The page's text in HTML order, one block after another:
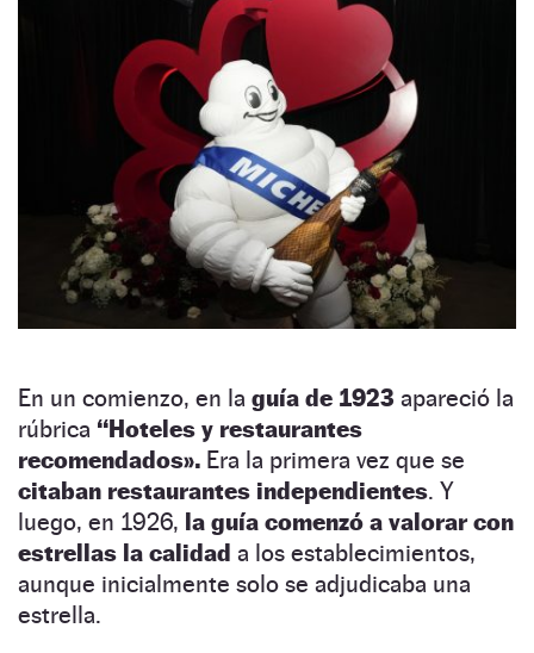
En un comienzo, en la guía de 1923 apareció la
rúbrica “Hoteles y restaurantes
recomendados». Era la primera vez que se
citaban restaurantes independientes. Y
luego, en 1926, la guía comenzó a valorar con
estrellas la calidad a los establecimientos,
aunque inicialmente solo se adjudicaba una
estrella.